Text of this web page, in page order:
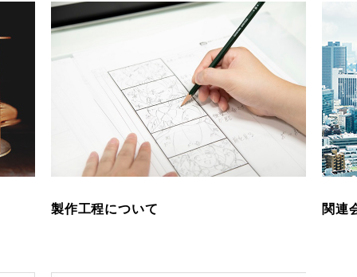
製作工程について 関連